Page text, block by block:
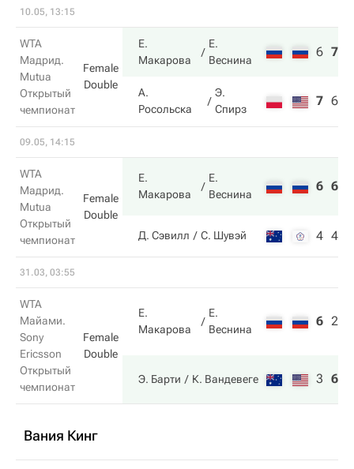
10.05, 13:15
WTA
Мадрид.
Mutua
Открытый
чемпионат
Female
Double
Е.
Макарова
Е.
Веснина
6 7
А.
Росольска
Э.
Спирз
7 6
09.05, 14:15
WTA
Мадрид.
Mutua
Открытый
чемпионат
Female
Double
Е.
Макарова
Е.
Веснина
6 6
Д. Сэвилл С. Шувэй 4 4
31.03, 03:55
WTA
Майами.
Sony
Ericsson
Открытый
чемпионат
Female
Double
Е.
Макарова
Е.
Веснина
6 2
Э. Барти К. Вандевеге 3 6
Вания Кинг